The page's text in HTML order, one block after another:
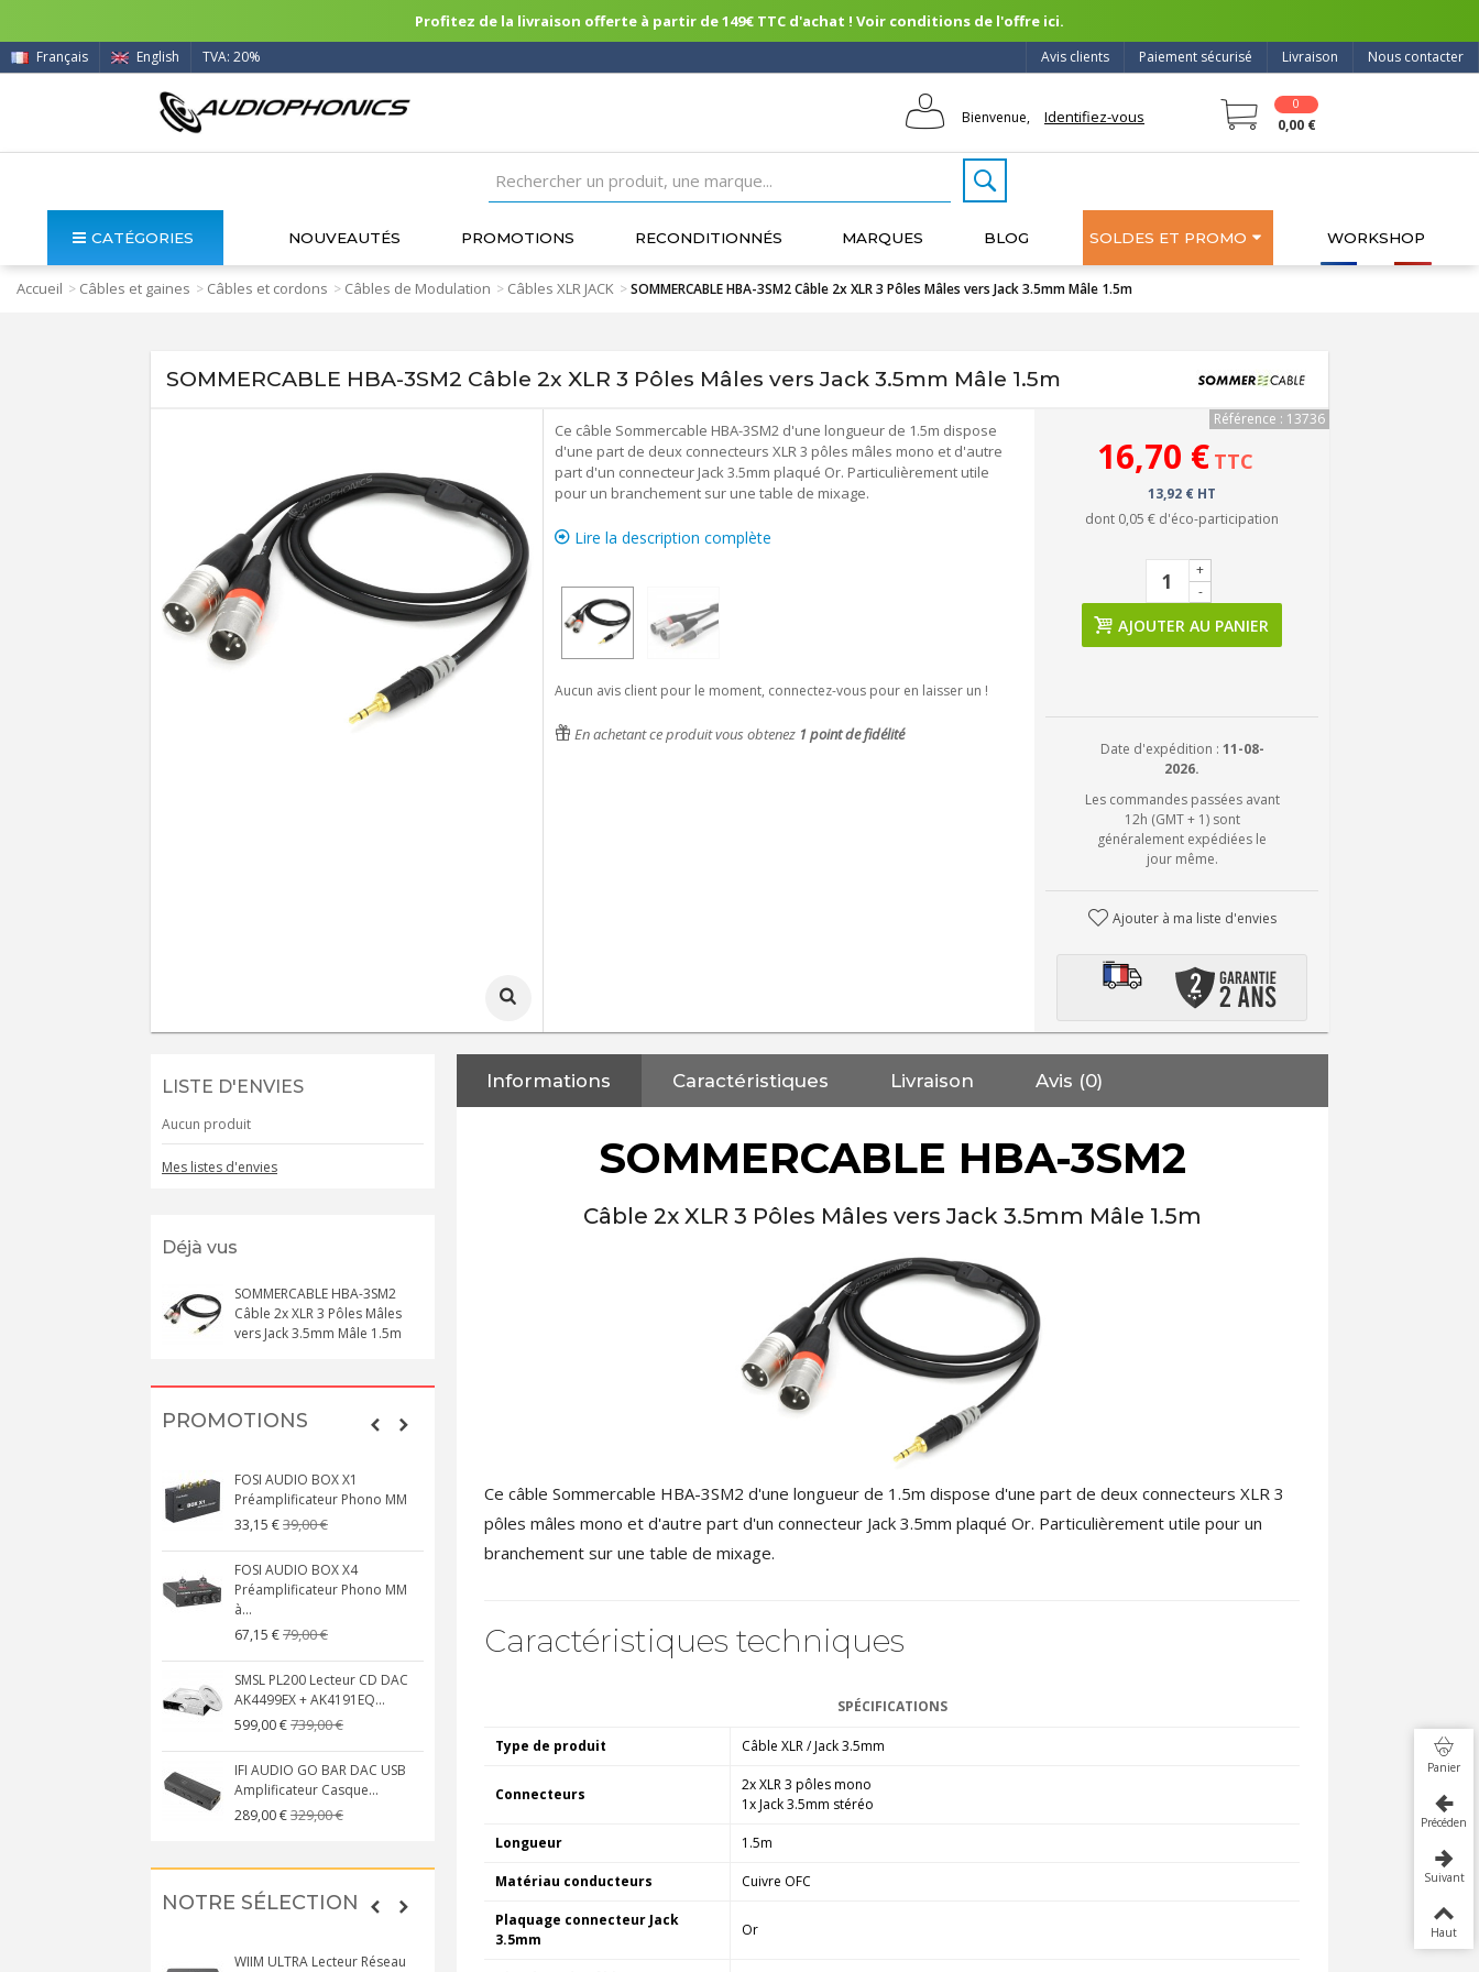
Profitez de la livraison offerte à partir de 149€ TTC d'achat ! Voir conditions de l'offre ici.
Nous contacter
Livraison
Paiement sécurisé
Avis clients
Français English TVA: 20%
Bienvenue, Identifiez-vous
0
0,00 €
CATÉGORIES NOUVEAUTÉS PROMOTIONS RECONDITIONNÉS MARQUES BLOG SOLDES ET PROMO WORKSHOP
Accueil > Câbles et gaines > Câbles et cordons > Câbles de Modulation > Câbles XLR JACK >SOMMERCABLE HBA-3SM2 Câble 2x XLR 3 Pôles Mâles vers Jack 3.5mm Mâle 1.5m
SOMMERCABLE HBA-3SM2 Câble 2x XLR 3 Pôles Mâles vers Jack 3.5mm Mâle 1.5m
Ce câble Sommercable HBA-3SM2 d'une longueur de 1.5m dispose
d'une part de deux connecteurs XLR 3 pôles mâles mono et d'autre
part d'un connecteur Jack 3.5mm plaqué Or. Particulièrement utile
pour un branchement sur une table de mixage.
Lire la description complète
Aucun avis client pour le moment, connectez-vous pour en laisser un !
En achetant ce produit vous obtenez 1 point de fidélité
Référence : 13736
16,70 € TTC
13,92 € HT
dont 0,05 € d'éco-participation
-
+
AJOUTER AU PANIER
Date d'expédition : 11-08-
2026.
Les commandes passées avant
12h (GMT + 1) sont
généralement expédiées le
jour même.
Ajouter à ma liste d'envies
LISTE D'ENVIES
Aucun produit
Mes listes d'envies
Déjà vus
SOMMERCABLE HBA-3SM2
Câble 2x XLR 3 Pôles Mâles
vers Jack 3.5mm Mâle 1.5m
PROMOTIONS
FOSI AUDIO BOX X1
Préamplificateur Phono MM
33,15 €39,00 €
FOSI AUDIO BOX X4
Préamplificateur Phono MM
à...
67,15 €79,00 €
SMSL PL200 Lecteur CD DAC
AK4499EX + AK4191EQ...
599,00 €739,00 €
IFI AUDIO GO BAR DAC USB
Amplificateur Casque...
289,00 €329,00 €
XLR Femelle 3 Pôles...
4,30 €4,95 €
FOSI AUDIO CA30
135,99 €159,99 €
NOTRE SÉLECTION
WIIM ULTRA Lecteur Réseau
Informations Caractéristiques Livraison Avis (0)
SOMMERCABLE HBA-3SM2
Câble 2x XLR 3 Pôles Mâles vers Jack 3.5mm Mâle 1.5m
Ce câble Sommercable HBA-3SM2 d'une longueur de 1.5m dispose d'une part de deux connecteurs XLR 3
pôles mâles mono et d'autre part d'un connecteur Jack 3.5mm plaqué Or. Particulièrement utile pour un
branchement sur une table de mixage.
Caractéristiques techniques
SPÉCIFICATIONS
Type de produit Câble XLR / Jack 3.5mm
Connecteurs
2x XLR 3 pôles mono
1x Jack 3.5mm stéréo
Longueur 1.5m
Matériau conducteurs Cuivre OFC
Plaquage connecteur Jack
3.5mm
Or
Panier
Précédent
Suivant
Haut